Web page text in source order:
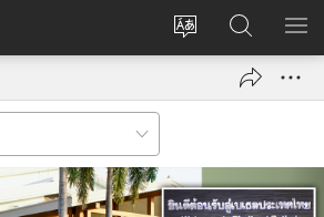
Wybór
Logowanie
(opens
Szukaj
na
JW.ORG